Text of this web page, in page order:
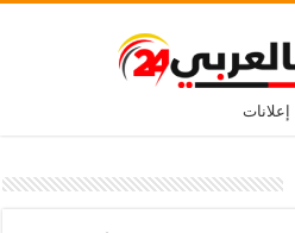
إعلانات